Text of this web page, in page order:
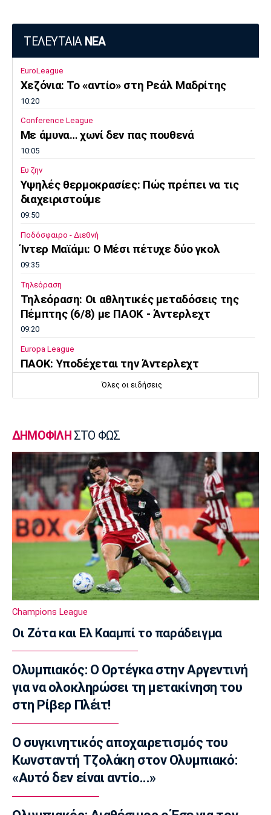
ΤΕΛΕΥΤΑΙΑ ΝΕΑ
EuroLeague
Χεζόνια: Το «αντίο» στη Ρεάλ Μαδρίτης
10:20
Conference League
Με άμυνα… χωνί δεν πας πουθενά
10:05
Ευ ζην
Υψηλές θερμοκρασίες: Πώς πρέπει να τις
διαχειριστούμε
09:50
Ποδόσφαιρο - Διεθνή
Ίντερ Μαϊάμι: Ο Μέσι πέτυχε δύο γκολ
09:35
Τηλεόραση
Τηλεόραση: Οι αθλητικές μεταδόσεις της
Πέμπτης (6/8) με ΠΑΟΚ - Άντερλεχτ
09:20
Europa League
ΠΑΟΚ: Υποδέχεται την Άντερλεχτ
Κολύμβηση
Ήττα της Ελλάδας από την Ολλανδία
Χάντμπολ
Παπάζογλου: «Βρισκόμαστε σε πολύ καλό
επίπεδο»
08:35
Conference League
Παναθηναϊκός - ΤΣΣΚΑ 1948 1-1: Τα
highlights της αναμέτρησης
Super League 1
Ολυμπιακός: Στο κάδρο και ο Βίνια
07:50
Επικαιρότητα
Πυρκαγιά: Πολύ υψηλός κίνδυνος εκδήλωσης
σε Αττική, Εύβοια και Βοιωτία
Επικαιρότητα
Καιρός: Αίθριος με υψηλές θερμοκρασίες
Όλες οι ειδήσεις
ΔΗΜΟΦΙΛΗ ΣΤΟ ΦΩΣ
Champions League
Οι Ζότα και Ελ Κααμπί το παράδειγμα
Ολυμπιακός: Ο Ορτέγκα στην Αργεντινή
για να ολοκληρώσει τη μετακίνηση του
στη Ρίβερ Πλέιτ!
Ο συγκινητικός αποχαιρετισμός του
Κωνσταντή Τζολάκη στον Ολυμπιακό:
«Αυτό δεν είναι αντίο...»